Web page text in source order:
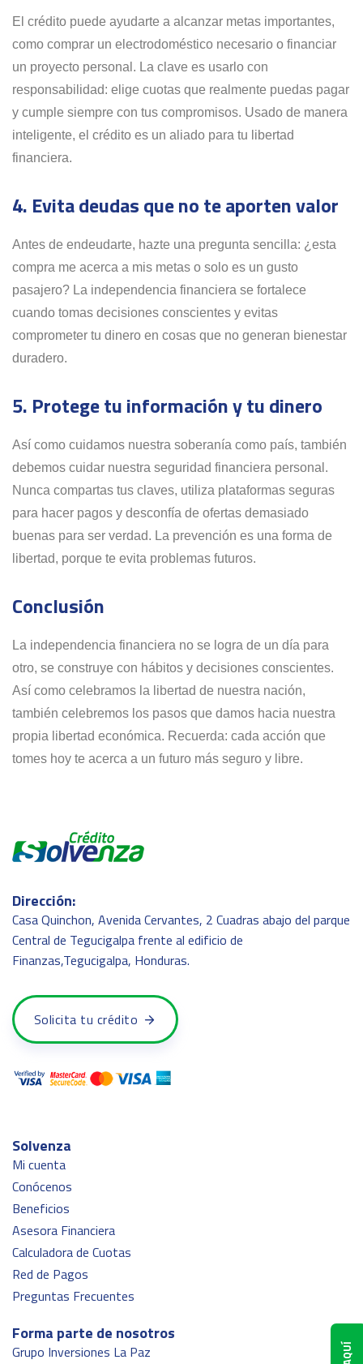
El crédito puede ayudarte a alcanzar metas importantes,
como comprar un electrodoméstico necesario o financiar
un proyecto personal. La clave es usarlo con
responsabilidad: elige cuotas que realmente puedas pagar
y cumple siempre con tus compromisos. Usado de manera
inteligente, el crédito es un aliado para tu libertad
financiera.
4. Evita deudas que no te aporten valor
Antes de endeudarte, hazte una pregunta sencilla: ¿esta
compra me acerca a mis metas o solo es un gusto
pasajero? La independencia financiera se fortalece
cuando tomas decisiones conscientes y evitas
comprometer tu dinero en cosas que no generan bienestar
duradero.
5. Protege tu información y tu dinero
Así como cuidamos nuestra soberanía como país, también
debemos cuidar nuestra seguridad financiera personal.
Nunca compartas tus claves, utiliza plataformas seguras
para hacer pagos y desconfía de ofertas demasiado
buenas para ser verdad. La prevención es una forma de
libertad, porque te evita problemas futuros.
Conclusión
La independencia financiera no se logra de un día para
otro, se construye con hábitos y decisiones conscientes.
Así como celebramos la libertad de nuestra nación,
también celebremos los pasos que damos hacia nuestra
propia libertad económica. Recuerda: cada acción que
tomes hoy te acerca a un futuro más seguro y libre.
Dirección:
Casa Quinchon, Avenida Cervantes, 2 Cuadras abajo del parque
Central de Tegucigalpa frente al edificio de
Finanzas,Tegucigalpa, Honduras.
Solicita tu crédito
Solvenza
Mi cuenta
Conócenos
Beneficios
Asesora Financiera
Calculadora de Cuotas
Red de Pagos
Preguntas Frecuentes
Forma parte de nosotros
Grupo Inversiones La Paz